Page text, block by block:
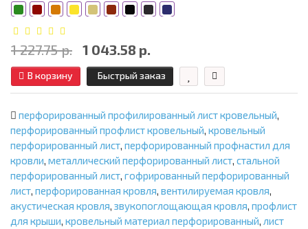
1 227.75 р. 1 043.58 р.
В корзину Быстрый заказ
перфорированный профилированный лист кровельный,
перфорированный профлист кровельный, кровельный
перфорированный лист, перфорированный профнастил для
кровли, металлический перфорированный лист, стальной
перфорированный лист, гофрированный перфорированный
лист, перфорированная кровля, вентилируемая кровля,
акустическая кровля, звукопоглощающая кровля, профлист
для крыши, кровельный материал перфорированный, лист